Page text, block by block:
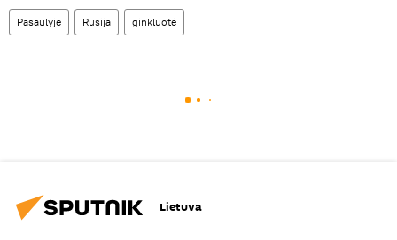
Pasaulyje Rusija ginkluotė
Lietuva